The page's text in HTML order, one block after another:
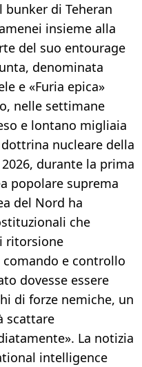
di Teheran
insieme alla
del suo entourage
denominata
e «Furia epica»
nelle settimane
e lontano migliaia
nucleare della
durante la prima
popolare suprema
del Nord ha
che
ritorsione
e controllo
dovesse essere
di forze nemiche, un
scattare
La notizia
intelligence